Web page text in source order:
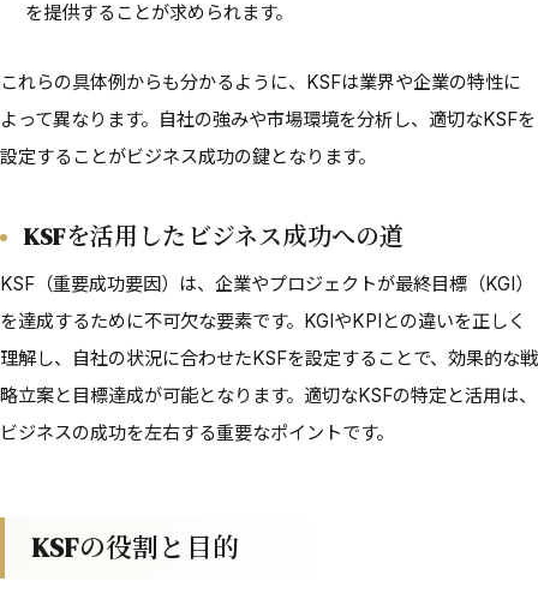
を提供することが求められます。
これらの具体例からも分かるように、KSFは業界や企業の特性に
よって異なります。自社の強みや市場環境を分析し、適切なKSFを
設定することがビジネス成功の鍵となります。
KSFを活用したビジネス成功への道
KSF（重要成功要因）は、企業やプロジェクトが最終目標（KGI）
を達成するために不可欠な要素です。KGIやKPIとの違いを正しく
理解し、自社の状況に合わせたKSFを設定することで、効果的な戦
略立案と目標達成が可能となります。適切なKSFの特定と活用は、
ビジネスの成功を左右する重要なポイントです。
KSFの役割と目的